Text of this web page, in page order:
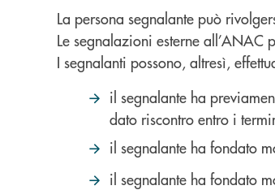
La persona segnalante può
Le segnalazioni esterne all’ANAC
I segnalanti possono, altresì,
il segnalante ha
dato riscontro entro i
il segnalante ha fondato
il segnalante ha fondato